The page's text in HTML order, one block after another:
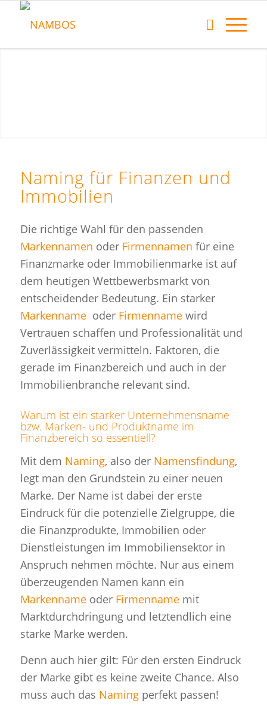
Naming für Finanzen und
Immobilien
Die richtige Wahl für den passenden
Markennamen oder Firmennamen für eine
Finanzmarke oder Immobilienmarke ist auf
dem heutigen Wettbewerbsmarkt von
entscheidender Bedeutung. Ein starker
Markenname oder Firmenname wird
Vertrauen schaffen und Professionalität und
Zuverlässigkeit vermitteln. Faktoren, die
gerade im Finanzbereich und auch in der
Immobilienbranche relevant sind.
Warum ist ein starker Unternehmensname
bzw. Marken- und Produktname im
Finanzbereich so essentiell?
Mit dem Naming, also der Namensfindung,
legt man den Grundstein zu einer neuen
Marke. Der Name ist dabei der erste
Eindruck für die potenzielle Zielgruppe, die
die Finanzprodukte, Immobilien oder
Dienstleistungen im Immobiliensektor in
Anspruch nehmen möchte. Nur aus einem
überzeugenden Namen kann ein
Markennameoder Firmennamemit
Marktdurchdringung und letztendlich eine
starke Marke werden.
Denn auch hier gilt: Für den ersten Eindruck
der Marke gibt es keine zweite Chance. Also
muss auch das Namingperfekt passen!